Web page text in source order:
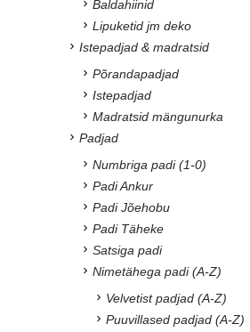
Baldahiinid
Lipuketid jm deko
Istepadjad & madratsid
Põrandapadjad
Istepadjad
Madratsid mängunurka
Padjad
Numbriga padi (1-0)
Padi Ankur
Padi Jõehobu
Padi Täheke
Satsiga padi
Nimetähega padi (A-Z)
Velvetist padjad (A-Z)
Puuvillased padjad (A-Z)